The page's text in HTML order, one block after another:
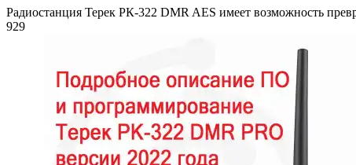
Радиостанция Терек РК-322 DMR AES имеет возможность
929